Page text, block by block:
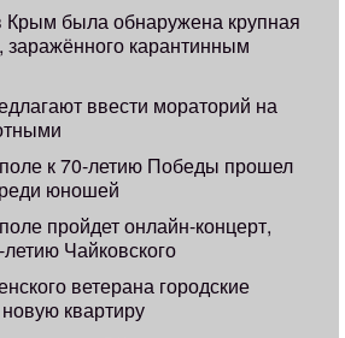
Крым была обнаружена крупная
заражённого карантинным
ввести мораторий на
к 70-летию Победы прошел
юношей
пройдет онлайн-концерт,
Чайковского
ветерана городские
квартиру